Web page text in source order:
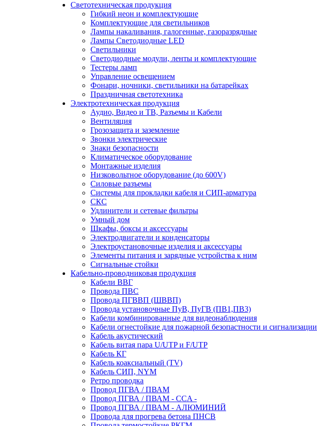
Светотехническая продукция
Гибкий неон и комплектующие
Комплектующие для светильников
Лампы накаливания, галогенные, газоразрядные
Лампы Светодиодные LED
Светильники
Светодиодные модули, ленты и комплектующие
Тестеры ламп
Управление освещением
Фонари, ночники, светильники на батарейках
Праздничная светотехника
Электротехническая продукция
Аудио, Видео и ТВ, Разъемы и Кабели
Вентиляция
Грозозащита и заземление
Звонки электрические
Знаки безопасности
Климатическое оборудование
Монтажные изделия
Низковольтное оборудование (до 600V)
Силовые разъемы
Системы для прокладки кабеля и СИП-арматура
СКС
Удлинители и сетевые фильтры
Умный дом
Шкафы, боксы и аксессуары
Электродвигатели и конденсаторы
Электроустановочные изделия и аксессуары
Элементы питания и зарядные устройства к ним
Сигнальные стойки
Кабельно-проводниковая продукция
Кабели ВВГ
Провода ПВС
Провода ПГВВП (ШВВП)
Провода установочные ПуВ, ПуГВ (ПВ1,ПВ3)
Кабели комбинированные для видеонаблюдения
Кабели огнестойкие для пожарной безопастности и сигнализации
Кабель акустический
Кабель витая пара U/UTP и F/UTP
Кабель КГ
Кабель коаксиальный (TV)
Кабель СИП, NYM
Ретро проводка
Провод ПГВА / ПВАМ
Провод ПГВА / ПВАМ - CCA -
Провод ПГВА / ПВАМ - АЛЮМИНИЙ
Провода для прогрева бетона ПНСВ